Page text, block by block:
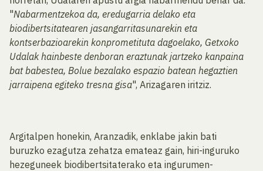
"Nabarmentzekoa da, eredugarria delako eta
biodibertsitatearen jasangarritasunarekin eta
kontserbazioarekin konprometituta dagoelako, Getxoko
Udalak hainbeste denboran eraztunak jartzeko kanpaina
bat babestea, Bolue bezalako espazio batean hegaztien
jarraipena egiteko tresna gisa", Arizagaren iritziz.
Argitalpen honekin, Aranzadik, enklabe jakin bati
buruzko ezagutza zehatza emateaz gain, hiri-inguruko
hezeguneek biodibertsitaterako eta ingurumen-